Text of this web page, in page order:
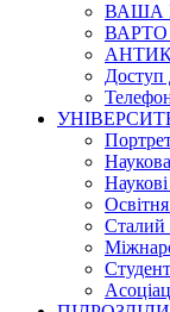
ВАША
Доступ
Освітня
Сталий